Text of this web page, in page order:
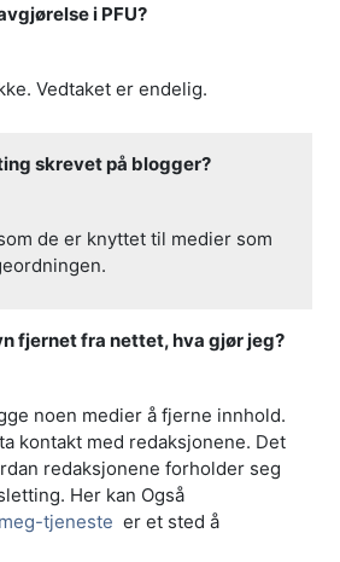
i PFU?
Vedtaket er endelig.
skrevet på blogger?
de er knyttet til medier som
fjernet fra nettet, hva gjør jeg?
noen medier å fjerne innhold.
kontakt med redaksjonene. Det
redaksjonene forholder seg
Her kan Også
tjeneste er et sted å